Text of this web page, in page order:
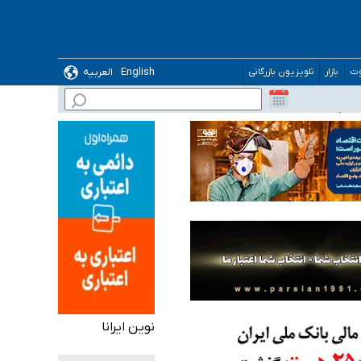
بازار تلویزیون بازرگانی English
العربیه
می‌شود
نوین ایرانا